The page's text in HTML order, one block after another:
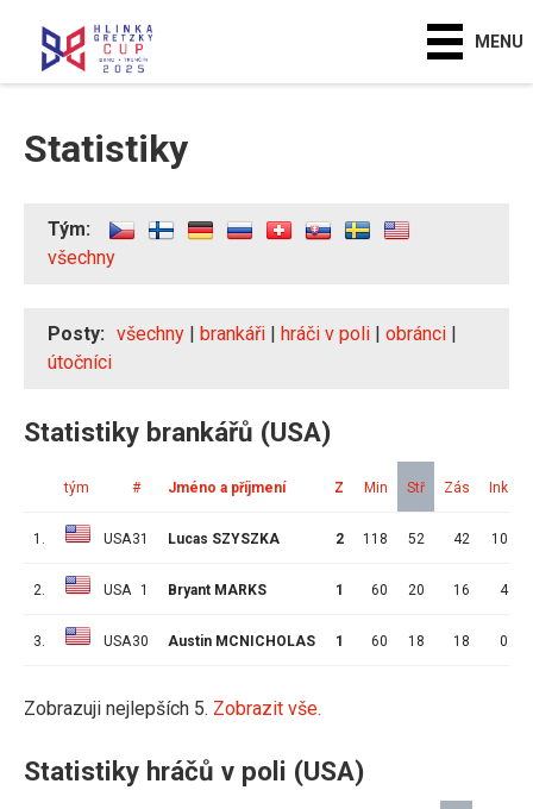
MENU
Statistiky
Tým:
všechny
Posty: všechny | brankáři | hráči v poli | obránci |
útočníci
Statistiky brankářů (USA)
tým # Jméno a příjmení Z Min Stř Zás Ink
1. USA31 Lucas SZYSZKA 2 118 52 42 10
2. USA 1 Bryant MARKS 1 60 20 16 4
3. USA30 Austin MCNICHOLAS 1 60 18 18 0
Zobrazuji nejlepších 5. Zobrazit vše.
Statistiky hráčů v poli (USA)